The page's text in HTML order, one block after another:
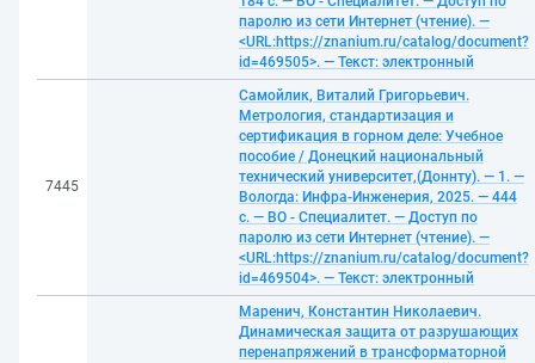
паролю из сети Интернет (чтение). —
<URL:https://znanium.ru/catalog/document?
id=469505>. — Текст: электронный
7445
Самойлик, Виталий Григорьевич.
Метрология, стандартизация и
сертификация в горном деле: Учебное
пособие / Донецкий национальный
технический университет,(Доннту). — 1. —
Вологда: Инфра-Инженерия, 2025. — 444
с. — ВО - Специалитет. — Доступ по
паролю из сети Интернет (чтение). —
<URL:https://znanium.ru/catalog/document?
id=469504>. — Текст: электронный
Маренич, Константин Николаевич.
Динамическая защита от разрушающих
перенапряжений в трансформаторной